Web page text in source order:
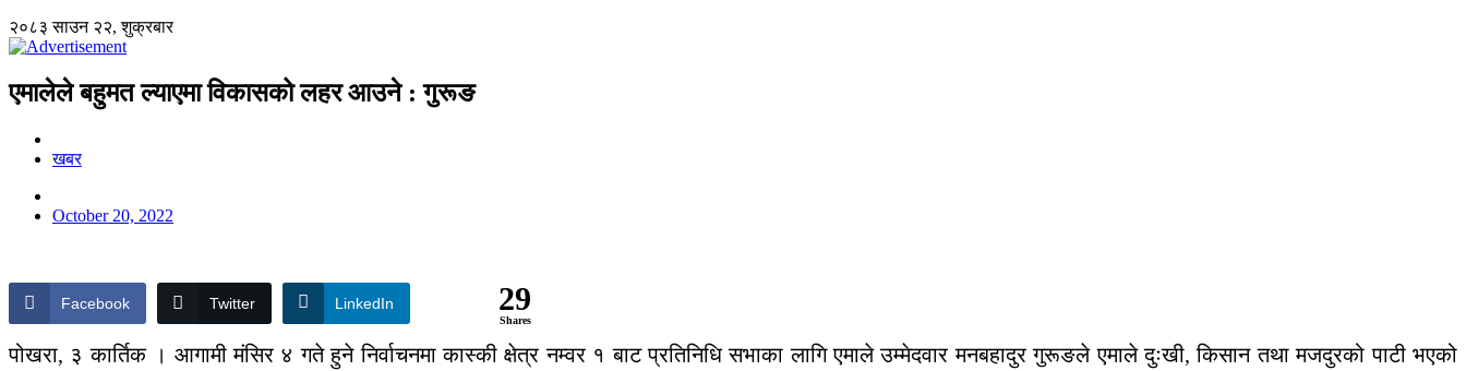
२०८३ साउन २२, शुक्रबार
एमालेले बहुमत ल्याएमा विकासको लहर आउने : गुरूङ
खबर
October 20, 2022
Facebook Twitter LinkedIn 29
Shares
पोखरा, ३ कार्तिक । आगामी मंसिर ४ गते हुने निर्वाचनमा कास्की क्षेत्र नम्वर १ बाट प्रतिनिधि सभाका लागि एमाले उम्मेदवार मनबहादुर गुरूङले एमाले दुःखी, किसान तथा मजदुरको पाटी भएको